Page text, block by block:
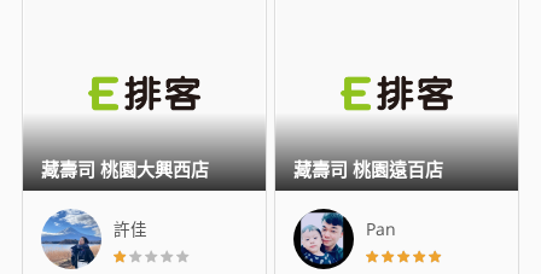
許佳
藏壽司 桃園大興西店
Pan
藏壽司 桃園遠百店